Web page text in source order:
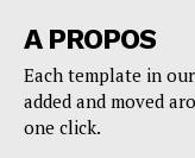
A PROPOS
Each template in
added and moved
one click.